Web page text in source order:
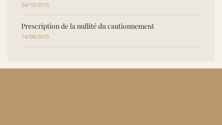
04/10/2015
Prescription de la nullité du cautionnement
14/08/2015